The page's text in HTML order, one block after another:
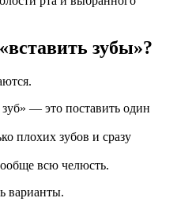
зубы»?
— это поставить один
плохих зубов и сразу
всю челюсть.
варианты.